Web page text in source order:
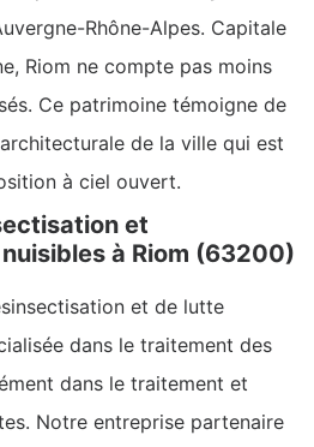
Rhône-Alpes. Capitale
Riom ne compte pas moins
Ce patrimoine témoigne de
de la ville qui est
à ciel ouvert.
et
à Riom (63200)
et de lutte
dans le traitement des
dans le traitement et
Notre entreprise partenaire